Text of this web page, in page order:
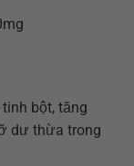
bột, tăng
dư thừa trong